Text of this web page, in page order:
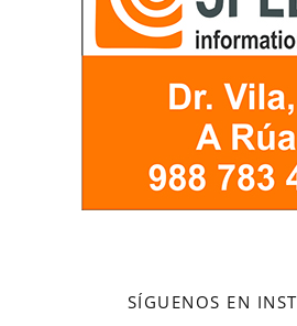
SÍGUENOS EN